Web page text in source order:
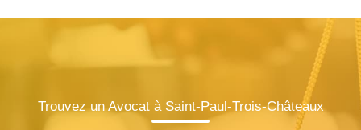
Trouvez un Avocat à Saint-Paul-Trois-Châteaux